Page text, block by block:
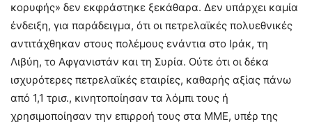
κορυφής» δεν εκφράστηκε ξεκάθαρα. Δεν υπάρχει καμία
ένδειξη, για παράδειγμα, ότι οι πετρελαϊκές πολυεθνικές
αντιτάχθηκαν στους πολέμους ενάντια στο Ιράκ, τη
Λιβύη, το Αφγανιστάν και τη Συρία. Ούτε ότι οι δέκα
ισχυρότερες πετρελαϊκές εταιρίες, καθαρής αξίας πάνω
από 1,1 τρισ., κινητοποίησαν τα λόμπι τους ή
χρησιμοποίησαν την επιρροή τους στα ΜΜΕ, υπέρ της